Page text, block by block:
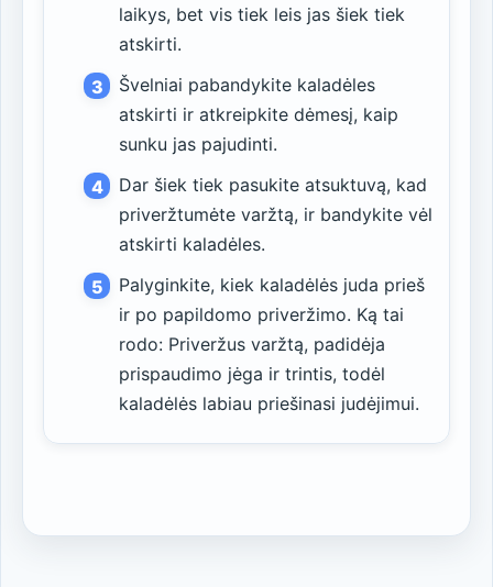
laikys, bet vis tiek leis jas šiek tiek
atskirti.
Švelniai pabandykite kaladėles
atskirti ir atkreipkite dėmesį, kaip
sunku jas pajudinti.
Dar šiek tiek pasukite atsuktuvą, kad
priveržtumėte varžtą, ir bandykite vėl
atskirti kaladėles.
Palyginkite, kiek kaladėlės juda prieš
ir po papildomo priveržimo. Ką tai
rodo: Priveržus varžtą, padidėja
prispaudimo jėga ir trintis, todėl
kaladėlės labiau priešinasi judėjimui.